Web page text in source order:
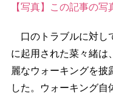
【写真】この記事の写
口のトラブルに対し
に起用された菜々緒は
麗なウォーキングを披
した。ウォーキング